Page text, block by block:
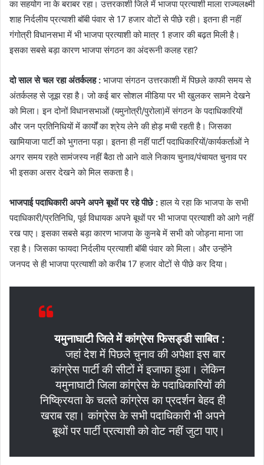
का सहयोग ना के बराबर रहा। उत्तरकाशी जिले में भाजपा प्रत्याशी माला राज्यलक्ष्मी
शाह निर्दलीय प्रत्याशी बॉबी पंवार से 17 हजार वोटों से पीछे रही। इतना ही नहीं
गंगोत्री विधानसभा में भी भाजपा प्रत्याशी को मात्र 1 हजार की बढ़त मिली है।
इसका सबसे बड़ा कारण भाजपा संगठन का अंदरूनी कलह रहा?
दो साल से चल रहा अंतर्कलह : भाजपा संगठन उत्तरकाशी में पिछले काफी समय से
अंतर्कलह से जूझ रहा है। जो कई बार सोशल मीडिया पर भी खुलकर सामने देखने
को मिला। इन दोनों विधानसभाओं (यमुनोत्री/पुरोला)में संगठन के पदाधिकारियों
और जन प्रतिनिधियों में कार्यों का श्रेय लेने की होड़ मची रहती है। जिसका
खामियाजा पार्टी को भुगतना पड़ा। इतना ही नहीं पार्टी पदाधिकारियों/कार्यकर्ताओं ने
अगर समय रहते सामंजस्य नहीं बैठा तो आने वाले निकाय चुनाव/पंचायत चुनाव पर
भी इसका असर देखने को मिल सकता है।
भाजपाई पदाधिकारी अपने अपने बूथों पर रहे पीछे :हाल ये रहा कि भाजपा के सभी
पदाधिकारी/प्रतिनिधि, पूर्व विधायक अपने बूथों पर भी भाजपा प्रत्याशी को आगे नहीं
रख पाए। इसका सबसे बड़ा कारण भाजपा के कुनबे में सभी को जोड़ना माना जा
रहा है। जिसका फायदा निर्दलीय प्रत्याशी बॉबी पंवार को मिला। और उन्होंने
जनपद से ही भाजपा प्रत्याशी को करीब 17 हजार वोटों से पीछे कर दिया।
यमुनाघाटी जिले में कांग्रेस फिसड्डी साबित :
जहां देश में पिछले चुनाव की अपेक्षा इस बार
कांग्रेस पार्टी की सीटों में इजाफा हुआ। लेकिन
यमुनाघाटी जिला कांग्रेस के पदाधिकारियों की
निष्क्रियता के चलते कांग्रेस का प्रदर्शन बेहद ही
खराब रहा। कांग्रेस के सभी पदाधिकारी भी अपने
बूथों पर पार्टी प्रत्याशी को वोट नहीं जुटा पाए।